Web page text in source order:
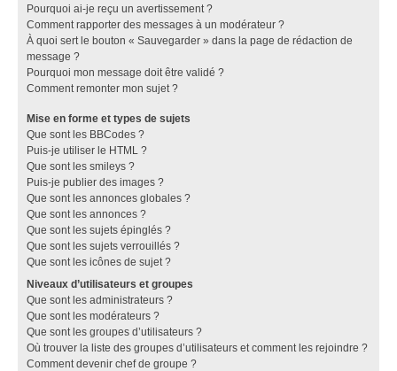
Pourquoi ai-je reçu un avertissement ?
Comment rapporter des messages à un modérateur ?
À quoi sert le bouton « Sauvegarder » dans la page de rédaction de
message ?
Pourquoi mon message doit être validé ?
Comment remonter mon sujet ?
Mise en forme et types de sujets
Que sont les BBCodes ?
Puis-je utiliser le HTML ?
Que sont les smileys ?
Puis-je publier des images ?
Que sont les annonces globales ?
Que sont les annonces ?
Que sont les sujets épinglés ?
Que sont les sujets verrouillés ?
Que sont les icônes de sujet ?
Niveaux d’utilisateurs et groupes
Que sont les administrateurs ?
Que sont les modérateurs ?
Que sont les groupes d’utilisateurs ?
Où trouver la liste des groupes d’utilisateurs et comment les rejoindre ?
Comment devenir chef de groupe ?